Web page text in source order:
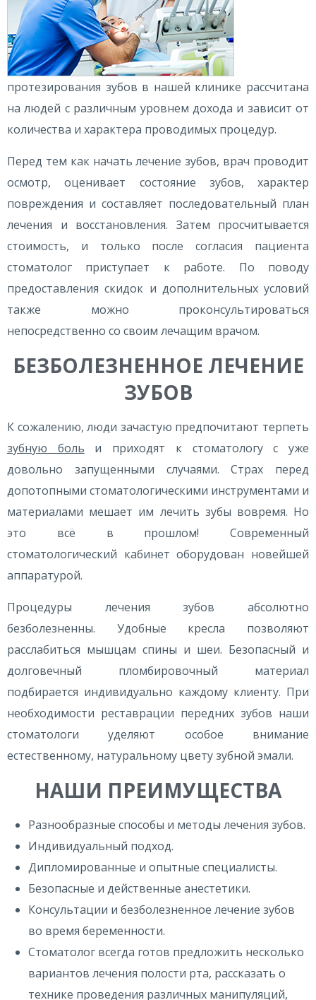
протезирования зубов в нашей клинике рассчитана
на людей с различным уровнем дохода и зависит от
количества и характера проводимых процедур.
Перед тем как начать лечение зубов, врач проводит
осмотр, оценивает состояние зубов, характер
повреждения и составляет последовательный план
лечения и восстановления. Затем просчитывается
стоимость, и только после согласия пациента
стоматолог приступает к работе. По поводу
предоставления скидок и дополнительных условий
также можно проконсультироваться
непосредственно со своим лечащим врачом.
БЕЗБОЛЕЗНЕННОЕ ЛЕЧЕНИЕ
ЗУБОВ
К сожалению, люди зачастую предпочитают терпеть
зубную боль и приходят к стоматологу с уже
довольно запущенными случаями. Страх перед
допотопными стоматологическими инструментами и
материалами мешает им лечить зубы вовремя. Но
это всё в прошлом! Современный
стоматологический кабинет оборудован новейшей
аппаратурой.
Процедуры лечения зубов абсолютно
безболезненны. Удобные кресла позволяют
расслабиться мышцам спины и шеи. Безопасный и
долговечный пломбировочный материал
подбирается индивидуально каждому клиенту. При
необходимости реставрации передних зубов наши
стоматологи уделяют особое внимание
естественному, натуральному цвету зубной эмали.
НАШИ ПРЕИМУЩЕСТВА
Разнообразные способы и методы лечения зубов.
Индивидуальный подход.
Дипломированные и опытные специалисты.
Безопасные и действенные анестетики.
Консультации и безболезненное лечение зубов
во время беременности.
Стоматолог всегда готов предложить несколько
вариантов лечения полости рта, рассказать о
технике проведения различных манипуляций,